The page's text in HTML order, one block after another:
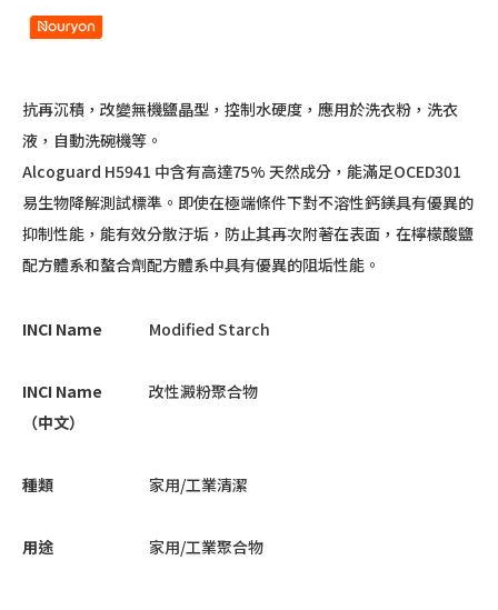
抗再沉積，改變無機鹽晶型，控制水硬度，應用於洗衣粉，洗衣
液，自動洗碗機等。
Alcoguard H5941 中含有高達75% 天然成分，能滿足OCED301
易生物降解測試標準。即使在極端條件下對不溶性鈣鎂具有優異的
抑制性能，能有效分散汙垢，防止其再次附著在表面，在檸檬酸鹽
配方體系和螯合劑配方體系中具有優異的阻垢性能。
INCI Name Modified Starch
INCI Name
（中文）
改性澱粉聚合物
種類 家用/工業清潔
用途 家用/工業聚合物